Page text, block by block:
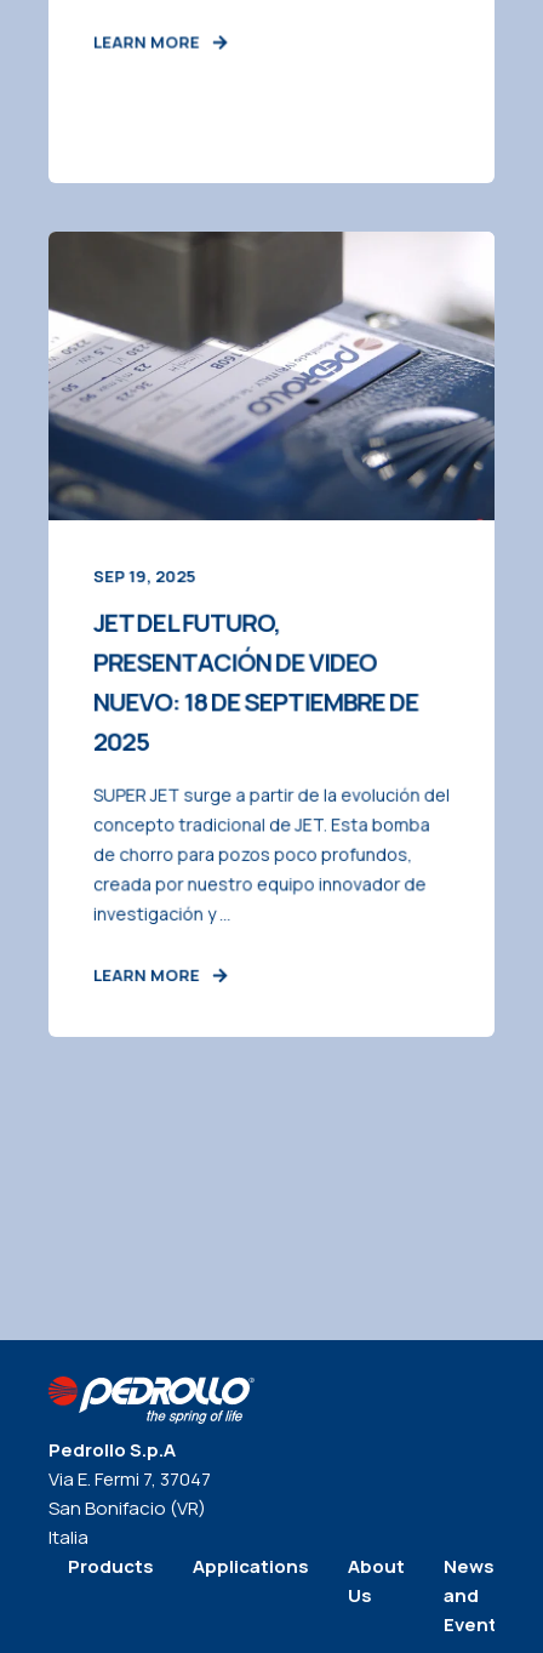
LEARN MORE
SEP 19, 2025
JET DEL FUTURO,
PRESENTACIÓN DE VIDEO
NUEVO: 18 DE SEPTIEMBRE DE
2025
SUPER JET surge a partir de la evolución del
concepto tradicional de JET. Esta bomba
de chorro para pozos poco profundos,
creada por nuestro equipo innovador de
investigación y ...
LEARN MORE
Pedrollo S.p.A
Via E. Fermi 7, 37047
San Bonifacio (VR)
Italia
Products
Applications
About
Us
News
and
Events